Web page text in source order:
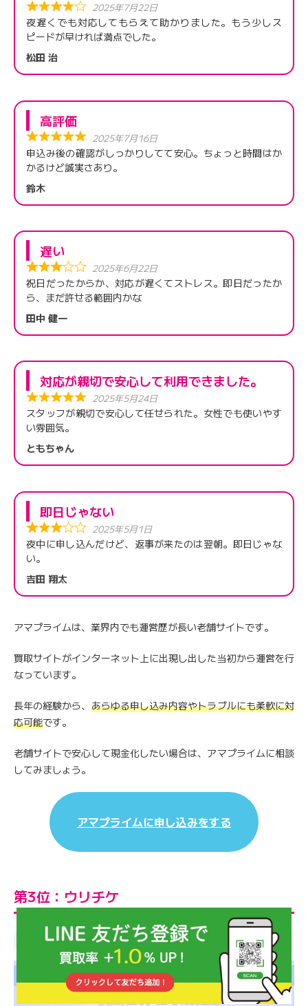
2025年7月22日
夜遅くでも対応してもらえて助かりました。もう少しス
ピードが早ければ満点でした。
松田 治
高評価
2025年7月16日
申込み後の確認がしっかりしてて安心。ちょっと時間はか
かるけど誠実さあり。
鈴木
遅い
2025年6月22日
祝日だったからか、対応が遅くてストレス。即日だったか
ら、まだ許せる範囲内かな
田中 健一
対応が親切で安心して利用できました。
2025年5月24日
スタッフが親切で安心して任せられた。女性でも使いやす
い雰囲気。
ともちゃん
即日じゃない
2025年5月1日
夜中に申し込んだけど、返事が来たのは翌朝。即日じゃな
い。
吉田 翔太
アマプライムは、業界内でも運営歴が長い老舗サイトです。
買取サイトがインターネット上に出現し出した当初から運営を行
なっています。
長年の経験から、 あらゆる申し込み内容やトラブルにも柔軟に対
応可能です。
老舗サイトで安心して現金化したい場合は、アマプライムに相談
してみましょう。
アマプライムに申し込みをする
第3位：ウリチケ